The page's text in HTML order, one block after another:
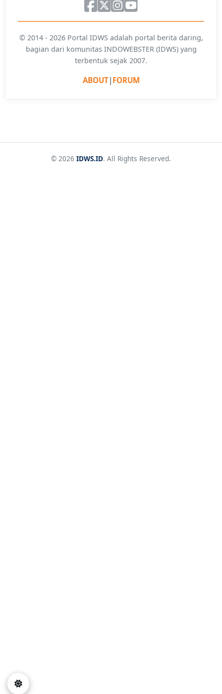
© 2014 - 2026 Portal IDWS adalah portal berita daring,
bagian dari komunitas INDOWEBSTER (IDWS) yang
terbentuk sejak 2007.
ABOUT| FORUM
© 2026 IDWS.ID. All Rights Reserved.